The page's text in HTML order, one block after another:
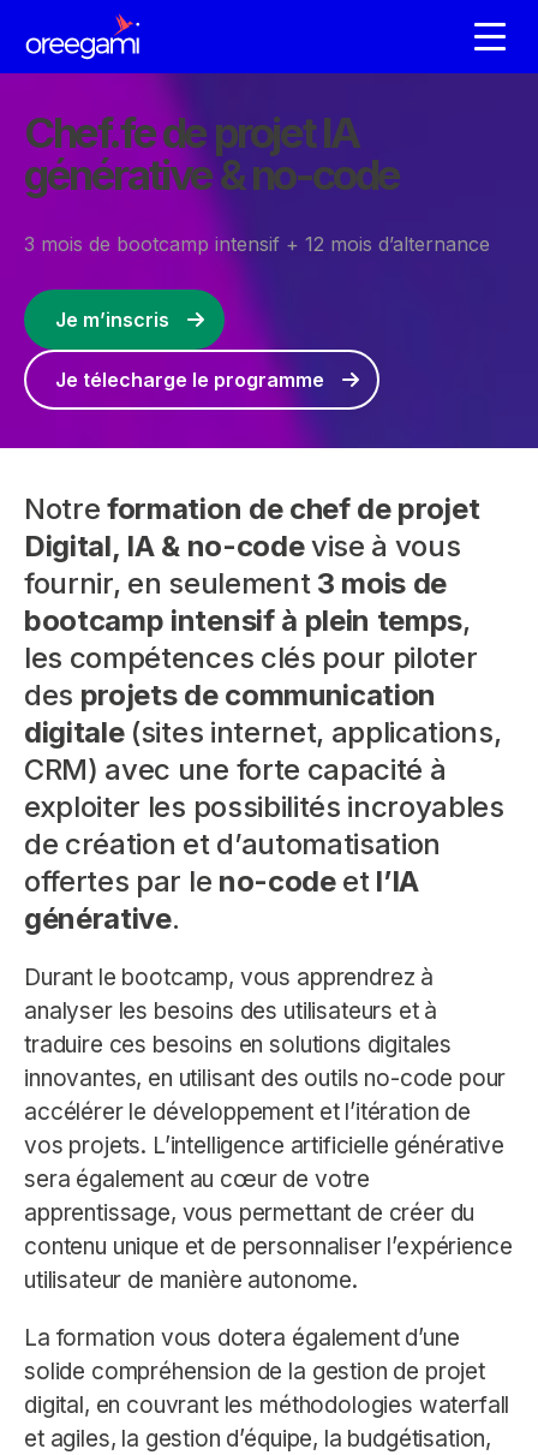
Chef.fe de projet IA
générative & no-code
3 mois de bootcamp intensif + 12 mois d’alternance
Je m’inscris
Je télecharge le programme
Notreformation de chef de projet
Digital, IA & no-codevise à vous
fournir, en seulement 3 mois de
bootcamp intensif à plein temps,
les compétences clés pour piloter
des projets de communication
digitale(sites internet, applications,
CRM) avec une forte capacité à
exploiter les possibilités incroyables
de création et d’automatisation
offertes par le no-codeet l’IA
générative.
Durant le bootcamp, vous apprendrez à
analyser les besoins des utilisateurs et à
traduire ces besoins en solutions digitales
innovantes, en utilisant des outils no-code pour
accélérer le développement et l’itération de
vos projets. L’intelligence artificielle générative
sera également au cœur de votre
apprentissage, vous permettant de créer du
contenu unique et de personnaliser l’expérience
utilisateur de manière autonome.
La formation vous dotera également d’une
solide compréhension de la gestion de projet
digital, en couvrant les méthodologies waterfall
et agiles, la gestion d’équipe, la budgétisation,